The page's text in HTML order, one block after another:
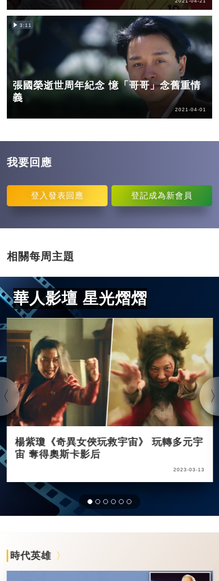
3:11
張國榮逝世周年紀念 憶「哥哥」念舊重情
義
2021-04-01
我要回應
登入 發表回應 登記成為新會員
相關每周主題
華人影壇 星光熠熠
楊紫瓊《奇異女俠玩救宇宙》 玩轉多元宇
宙 奪得奧斯卡影后
2023-03-13
時代英雄